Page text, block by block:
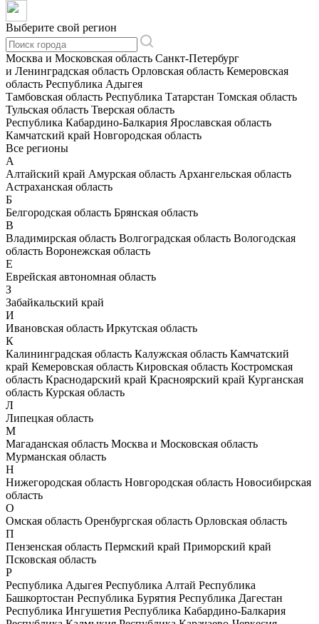
Выберите свой регион
Москва и Московская область Санкт-Петербург
и Ленинградская область Орловская область Кемеровская
область Республика Адыгея
Тамбовская область Республика Татарстан Томская область
Тульская область Тверская область
Республика Кабардино-Балкария Ярославская область
Камчатский край Новгородская область
Все регионы
А
Алтайский край Амурская область Архангельская область
Астраханская область
Б
Белгородская область Брянская область
В
Владимирская область Волгоградская область Вологодская
область Воронежская область
Е
Еврейская автономная область
З
Забайкальский край
И
Ивановская область Иркутская область
К
Калининградская область Калужская область Камчатский
край Кемеровская область Кировская область Костромская
область Краснодарский край Красноярский край Курганская
область Курская область
Л
Липецкая область
М
Магаданская область Москва и Московская область
Мурманская область
Н
Нижегородская область Новгородская область Новосибирская
область
О
Омская область Оренбургская область Орловская область
П
Пензенская область Пермский край Приморский край
Псковская область
Р
Республика Адыгея Республика Алтай Республика
Башкортостан Республика Бурятия Республика Дагестан
Республика Ингушетия Республика Кабардино-Балкария